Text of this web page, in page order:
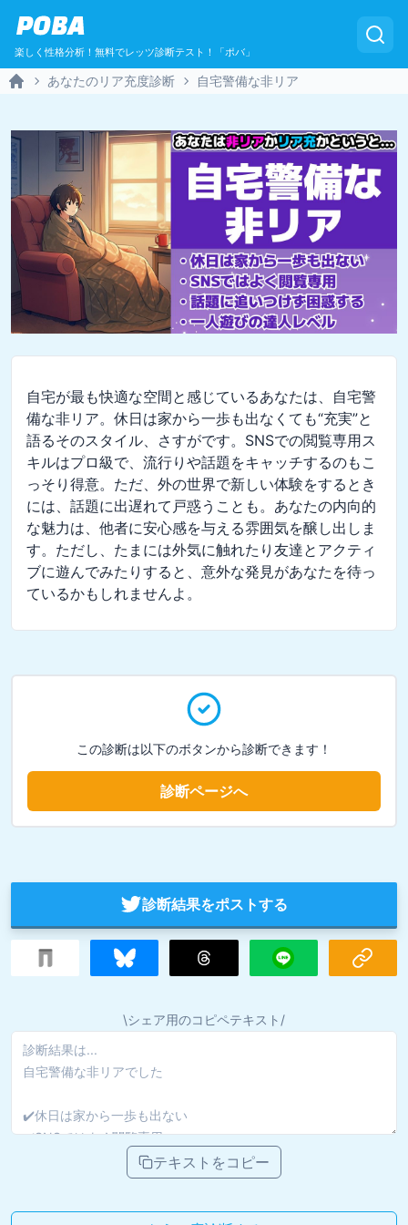
POBA
楽しく性格分析！無料でレッツ診断テスト！「ポバ」
あなたのリア充度診断 自宅警備な非リア
自宅が最も快適な空間と感じているあなたは、自宅警
備な非リア。休日は家から一歩も出なくても“充実”と
語るそのスタイル、さすがです。SNSでの閲覧専用ス
キルはプロ級で、流行りや話題をキャッチするのもこ
っそり得意。ただ、外の世界で新しい体験をするとき
には、話題に出遅れて戸惑うことも。あなたの内向的
な魅力は、他者に安心感を与える雰囲気を醸し出しま
す。ただし、たまには外気に触れたり友達とアクティ
ブに遊んでみたりすると、意外な発見があなたを待っ
ているかもしれませんよ。
この診断は以下のボタンから診断できます！
診断ページへ
診断結果をポストする
\シェア用のコピペテキスト/
テキストをコピー